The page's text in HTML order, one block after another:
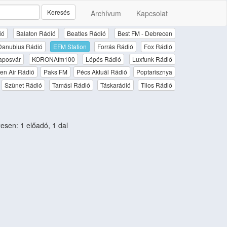
Archívum Kapcsolat
Keresés
Balaton Rádió Beatles Rádió
Best FM - Debrecen
Rádió
EFM Station Forrás Rádió
Fox Rádió
KORONAfm100 Lépés Rádió
Luxfunk Rádió
Air Rádió
Paks FM Pécs Aktuál Rádió
Poptarisznya
Szünet Rádió
Tamási Rádió Táskarádió Tilos Rádió
1 előadó, 1 dal